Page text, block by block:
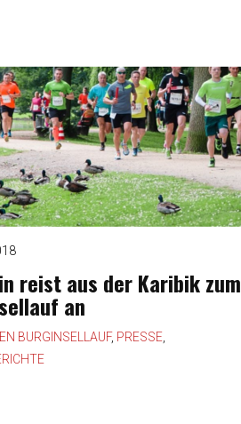
reist aus der Karibik zum
an
BURGINSELLAUF, PRESSE